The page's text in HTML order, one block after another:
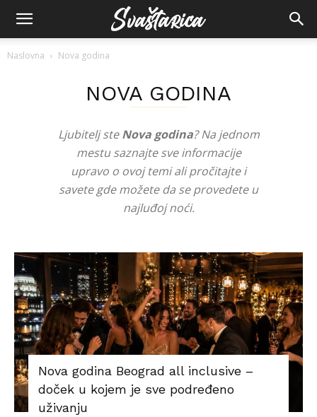
Naslovna Nova godina
NOVA GODINA
Ljubitelj steNova godina? Na jednom
mestu saznajte sve informacije
upravo o ovoj temi ali pročitajte i
savete gde možete da se provedete u
najluđoj noći.
Nova godina Beograd all inclusive –
doček u kojem je sve podređeno
uživanju